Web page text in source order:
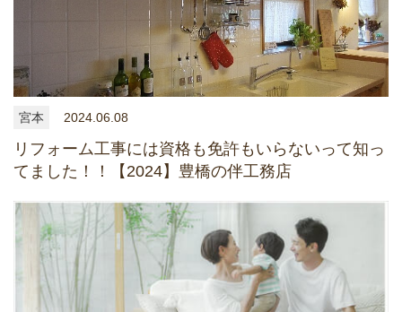
宮本 2024.06.08
リフォーム工事には資格も免許もいらないって知っ
てました！！【2024】豊橋の伴工務店